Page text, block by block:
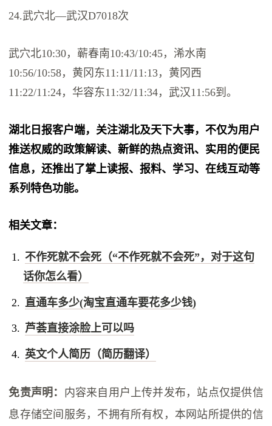
24.武穴北—武汉D7018次
武穴北10:30，蕲春南10:43/10:45，浠水南
10:56/10:58，黄冈东11:11/11:13，黄冈西
11:22/11:24，华容东11:32/11:34，武汉11:56到。
湖北日报客户端，关注湖北及天下大事，不仅为用户
推送权威的政策解读、新鲜的热点资讯、实用的便民
信息，还推出了掌上读报、报料、学习、在线互动等
系列特色功能。
相关文章：
不作死就不会死（“不作死就不会死”，对于这句
话你怎么看）
直通车多少(淘宝直通车要花多少钱)
芦荟直接涂脸上可以吗
英文个人简历（简历翻译）
免责声明： 内容来自用户上传并发布，站点仅提供信
息存储空间服务，不拥有所有权，本网站所提供的信